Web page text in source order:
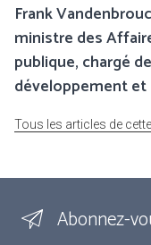
Frank
ministre des
publique, chargé
développement et
Tous les articles de
Abonnez-